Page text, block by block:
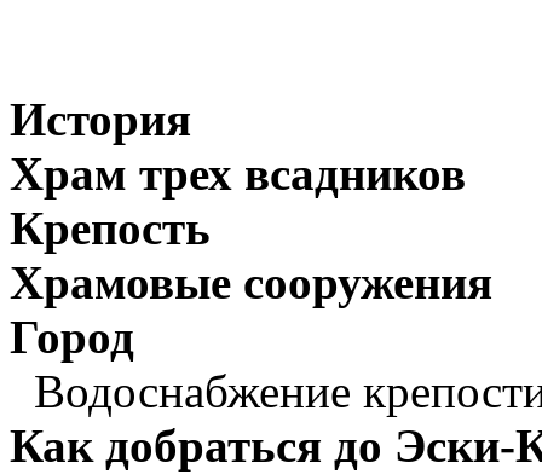
История
Храм трех всадников
Крепость
Храмовые сооружения
Город
Водоснабжение
Как добраться до Эски-